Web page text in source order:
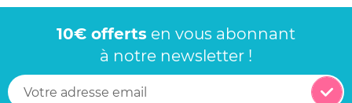
10€ offerts en vous abonnant
à notre newsletter !